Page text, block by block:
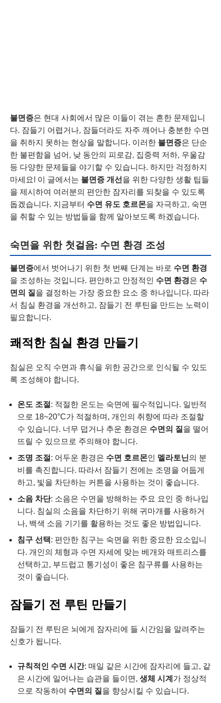
불면증은 현대 사회에서 많은 이들이 겪는 흔한 문제입니
다. 잠들기 어렵거나, 잠들더라도 자주 깨어나 충분한 수면
을 취하지 못하는 현상을 말합니다. 이러한 불면증은 단순
한 불편함을 넘어, 낮 동안의 피로감, 집중력 저하, 우울감
등 다양한 문제들을 야기할 수 있습니다. 하지만 걱정하지
마세요! 이 글에서는 불면증 개선을 위한 다양한 생활 팁들
을 제시하여 여러분의 편안한 잠자리를 되찾을 수 있도록
돕겠습니다. 지금부터 수면 유도 호르몬을 자극하고, 숙면
을 취할 수 있는 방법들을 함께 알아보도록 하겠습니다.
숙면을 위한 첫걸음: 수면 환경 조성
불면증에서 벗어나기 위한 첫 번째 단계는 바로 수면 환경
을 조성하는 것입니다. 편안하고 안정적인 수면 환경은 수
면의 질을 결정하는 가장 중요한 요소 중 하나입니다. 따라
서 침실 환경을 개선하고, 잠들기 전 루틴을 만드는 노력이
필요합니다.
쾌적한 침실 환경 만들기
침실은 오직 수면과 휴식을 위한 공간으로 인식될 수 있도
록 조성해야 합니다.
온도 조절 : 적절한 온도는 숙면에 필수적입니다. 일반적
으로 18~20°C가 적절하며, 개인의 취향에 따라 조절할
수 있습니다. 너무 덥거나 추운 환경은 수면의 질 을 떨어
뜨릴 수 있으므로 주의해야 합니다.
조명 조절 : 어두운 환경은 수면 호르몬인 멜라토닌의 분
비를 촉진합니다. 따라서 잠들기 전에는 조명을 어둡게
하고, 빛을 차단하는 커튼을 사용하는 것이 좋습니다.
소음 차단: 소음은 수면을 방해하는 주요 요인 중 하나입
니다. 침실의 소음을 차단하기 위해 귀마개를 사용하거
나, 백색 소음 기기를 활용하는 것도 좋은 방법입니다.
침구 선택: 편안한 침구는 숙면을 위한 중요한 요소입니
다. 개인의 체형과 수면 자세에 맞는 베개와 매트리스를
선택하고, 부드럽고 통기성이 좋은 침구류를 사용하는
것이 좋습니다.
잠들기 전 루틴 만들기
잠들기 전 루틴은 뇌에게 잠자리에 들 시간임을 알려주는
신호가 됩니다.
규칙적인 수면 시간: 매일 같은 시간에 잠자리에 들고, 같
은 시간에 일어나는 습관을 들이면, 생체 시계 가 정상적
으로 작동하여 수면의 질 을 향상시킬 수 있습니다.